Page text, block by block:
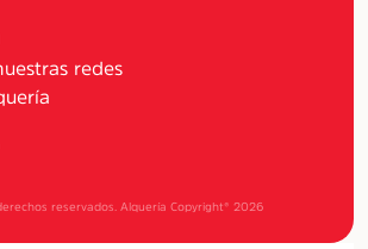
redes
reservados. Alquería Copyright® 2026